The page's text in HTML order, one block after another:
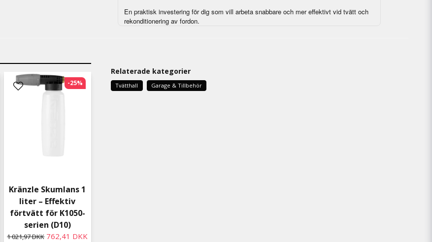
En praktisk investering för dig som vill arbeta snabbare och mer effektivt vid tvätt och
rekonditionering av fordon.
Kränzle Skumlans 1
liter – Effektiv
förtvätt för K1050-
serien (D10)
1 021,97 DKK 762,41 DKK
-25%
Relaterade kategorier
Tvätthall Garage & Tillbehör